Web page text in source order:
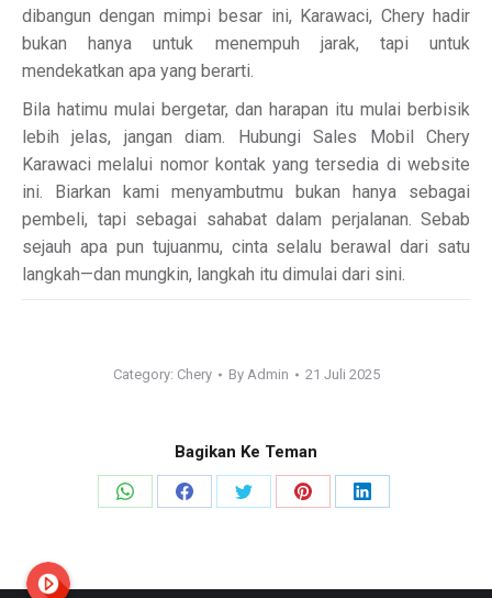
dibangun dengan mimpi besar ini, Karawaci, Chery hadir
bukan hanya untuk menempuh jarak, tapi untuk
mendekatkan apa yang berarti.
Bila hatimu mulai bergetar, dan harapan itu mulai berbisik
lebih jelas, jangan diam. Hubungi Sales Mobil Chery
Karawaci melalui nomor kontak yang tersedia di website
ini. Biarkan kami menyambutmu bukan hanya sebagai
pembeli, tapi sebagai sahabat dalam perjalanan. Sebab
sejauh apa pun tujuanmu, cinta selalu berawal dari satu
langkah—dan mungkin, langkah itu dimulai dari sini.
Category: Chery By Admin 21 Juli 2025
Bagikan Ke Teman
Share
Share
Share
Share
Share